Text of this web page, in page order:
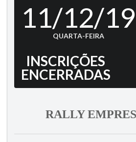
11/12/19
QUARTA-FEIRA
INSCRIÇÕES
ENCERRADAS
RALLY